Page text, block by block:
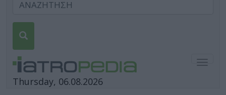
Thursday, 06.08.2026